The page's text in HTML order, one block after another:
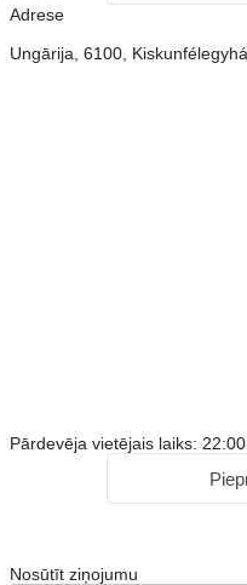
Adrese
Ungārija, 6100,
Pārdevēja vietējais laiks:
Nosūtīt ziņojumu